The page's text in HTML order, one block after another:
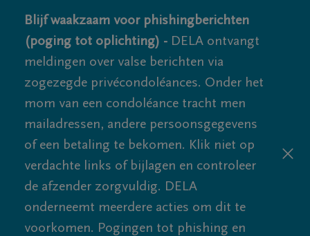
Blijf waakzaam voor phishingberichten
(poging tot oplichting) - DELA ontvangt
meldingen over valse berichten via
zogezegde privécondoléances. Onder het
mom van een condoléance tracht men
mailadressen, andere persoonsgegevens
of een betaling te bekomen. Klik niet op
verdachte links of bijlagen en controleer
de afzender zorgvuldig. DELA
onderneemt meerdere acties om dit te
voorkomen. Pogingen tot phishing en